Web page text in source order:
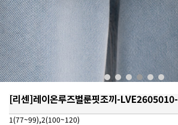
[리센]레이온루즈벌룬핏조끼-LVE2605010-
1(77~99),2(100~120)